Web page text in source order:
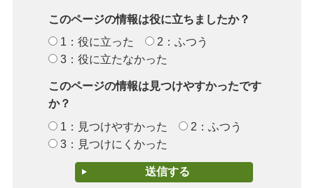
このページの情報は役に立ちましたか？
1：役に立った
2：ふつう
3：役に立たなかった
このページの情報は見つけやすかったです
か？
1：見つけやすかった
2：ふつう
3：見つけにくかった